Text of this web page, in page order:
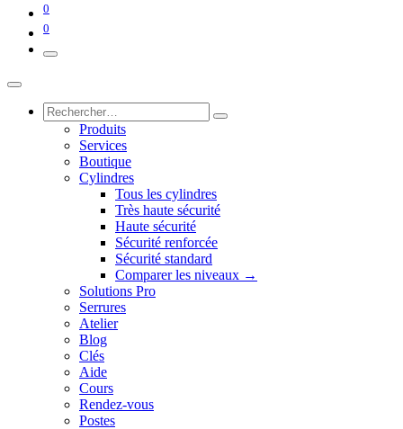
0
0
Produits
Services
Boutique
Cylindres
Tous les cylindres
Très haute sécurité
Haute sécurité
Sécurité renforcée
Sécurité standard
Comparer les niveaux →
Solutions Pro
Serrures
Atelier
Blog
Clés
Aide
Cours
Rendez-vous
Postes